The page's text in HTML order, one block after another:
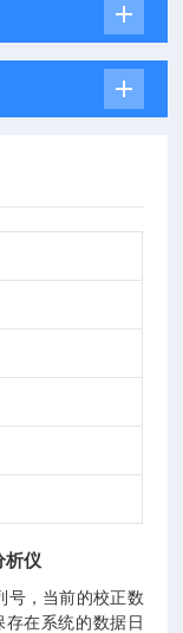
析仪
号，当前的校正数
在系统的数据日